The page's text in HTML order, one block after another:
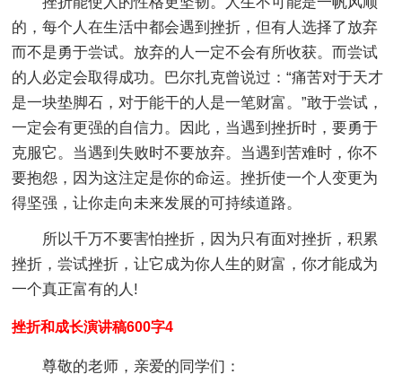
的，每个人在生活中都会遇到挫折，但有人选择了放弃
而不是勇于尝试。放弃的人一定不会有所收获。而尝试
的人必定会取得成功。巴尔扎克曾说过：“痛苦对于天才
是一块垫脚石，对于能干的人是一笔财富。”敢于尝试，
一定会有更强的自信力。因此，当遇到挫折时，要勇于
克服它。当遇到失败时不要放弃。当遇到苦难时，你不
要抱怨，因为这注定是你的命运。挫折使一个人变更为
得坚强，让你走向未来发展的可持续道路。
所以千万不要害怕挫折，因为只有面对挫折，积累
挫折，尝试挫折，让它成为你人生的财富，你才能成为
一个真正富有的人!
挫折和成长演讲稿600字4
尊敬的老师，亲爱的同学们：